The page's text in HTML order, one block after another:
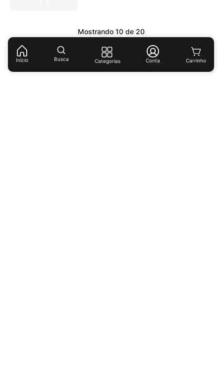
Início Busca Categorias Conta
Mostrando 10 de 20